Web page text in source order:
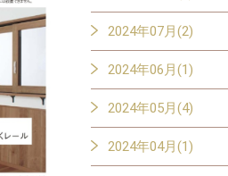
2024年07月(2)
2024年06月(1)
2024年05月(4)
2024年04月(1)